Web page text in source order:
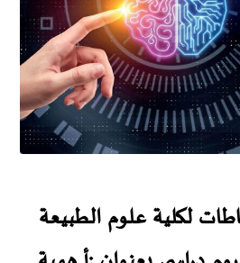
لكلية علوم الطبيعة